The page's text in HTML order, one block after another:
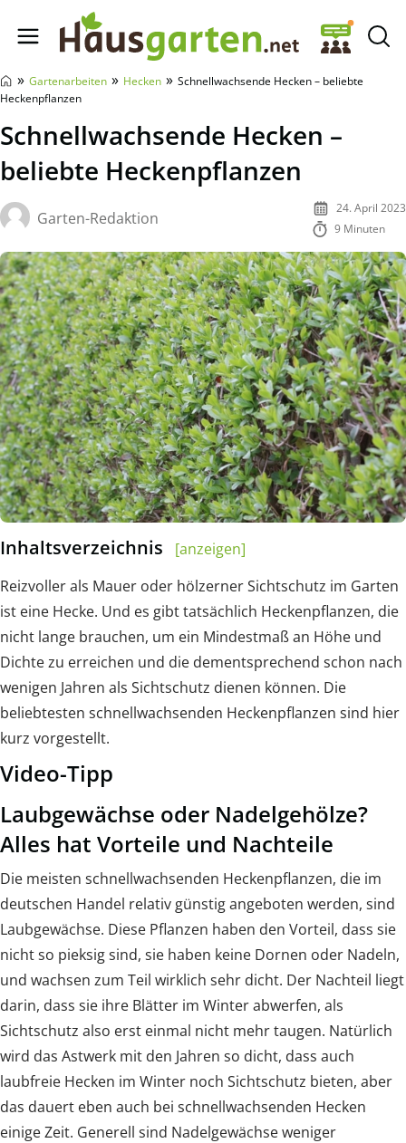
Hausgarten.net
» Gartenarbeiten » Hecken » Schnellwachsende Hecken – beliebte
Heckenpflanzen
Schnellwachsende Hecken –
beliebte Heckenpflanzen
Garten-Redaktion
24. April 2023
9 Minuten
Inhaltsverzeichnis
[anzeigen]
Reizvoller als Mauer oder hölzerner Sichtschutz im Garten
ist eine Hecke. Und es gibt tatsächlich Heckenpflanzen, die
nicht lange brauchen, um ein Mindestmaß an Höhe und
Dichte zu erreichen und die dementsprechend schon nach
wenigen Jahren als Sichtschutz dienen können. Die
beliebtesten schnellwachsenden Heckenpflanzen sind hier
kurz vorgestellt.
Video-Tipp
Laubgewächse oder Nadelgehölze?
Alles hat Vorteile und Nachteile
Die meisten schnellwachsenden Heckenpflanzen, die im
deutschen Handel relativ günstig angeboten werden, sind
Laubgewächse. Diese Pflanzen haben den Vorteil, dass sie
nicht so pieksig sind, sie haben keine Dornen oder Nadeln,
und wachsen zum Teil wirklich sehr dicht. Der Nachteil liegt
darin, dass sie ihre Blätter im Winter abwerfen, als
Sichtschutz also erst einmal nicht mehr taugen. Natürlich
wird das Astwerk mit den Jahren so dicht, dass auch
laubfreie Hecken im Winter noch Sichtschutz bieten, aber
das dauert eben auch bei schnellwachsenden Hecken
einige Zeit. Generell sind Nadelgewächse weniger